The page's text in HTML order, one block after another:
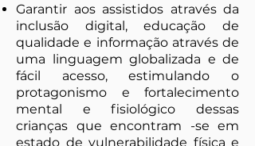
Garantir aos assistidos através da
inclusão digital, educação de
qualidade e informação através de
uma linguagem globalizada e de
fácil acesso, estimulando o
protagonismo e fortalecimento
mental e fisiológico dessas
crianças que encontram -se em
estado de vulnerabilidade física e